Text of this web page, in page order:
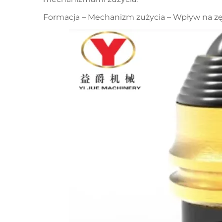
Formacja – Mechanizm zużycia – Wpływ na